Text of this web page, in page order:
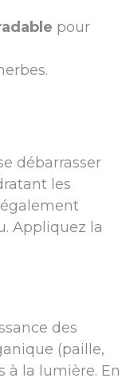
pour
débarrasser
les
Appliquez la
des
(paille,
à la lumière. En